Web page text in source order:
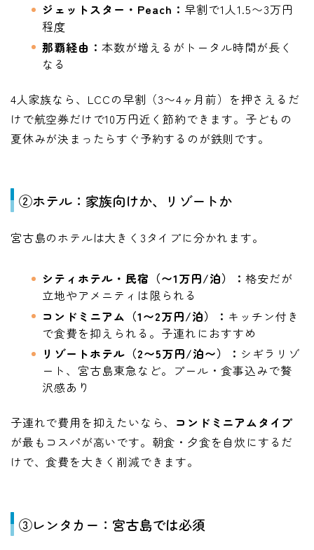
ジェットスター・Peach： 早割で1人1.5〜3万円
程度
那覇経由： 本数が増えるがトータル時間が長く
なる
4人家族なら、LCCの早割（3〜4ヶ月前）を押さえるだ
けで航空券だけで10万円近く節約できます。子どもの
夏休みが決まったらすぐ予約するのが鉄則です。
②ホテル：家族向けか、リゾートか
宮古島のホテルは大きく3タイプに分かれます。
シティホテル・民宿（〜1万円/泊）： 格安だが
立地やアメニティは限られる
コンドミニアム（1〜2万円/泊）： キッチン付き
で食費を抑えられる。子連れにおすすめ
リゾートホテル（2〜5万円/泊〜）： シギラリゾ
ート、宮古島東急など。プール・食事込みで贅
沢感あり
子連れで費用を抑えたいなら、 コンドミニアムタイプ
が最もコスパが高いです。朝食・夕食を自炊にするだ
けで、食費を大きく削減できます。
③レンタカー：宮古島では必須